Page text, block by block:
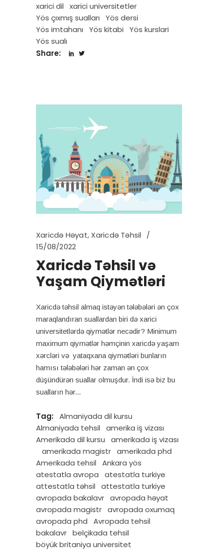
xarici dil
xarici universitetler
Yös çıxmış sualları
Yös dersi
Yös imtahanı
Yös kitabi
Yös kurslari
Yös sualı
Share:
Xaricdə Həyat, Xaricdə Təhsil
15/08/2022
Xaricdə Təhsil və
Yaşam Qiymətləri
Xaricdə təhsil almaq istəyən tələbələri ən çox
maraqlandıran suallardan biri də xarici
universitetlərdə qiymətlər necədir? Minimum
maximum qiymətlər həmçinin xaricdə yaşam
xərcləri və yataqxana qiymətləri bunların
hamısı tələbələri hər zaman ən çox
düşündürən suallar olmuşdur. İndi isə biz bu
sualların hər
Tag:
Almaniyada dil kursu
Almaniyada tehsil
amerika iş vizası
Amerikada dil kursu
amerikada iş vizası
amerikada magistr amerikada phd
Amerikada tehsil
Ankara yös
atestatla avropa
atestatla turkiye
attestatla təhsil
attestatla turkiye
avropada bakalavr avropada həyat
avropada magistr avropada oxumaq
avropada phd
Avropada tehsil
bakalavr belçikada tehsil
böyük britaniya universitet